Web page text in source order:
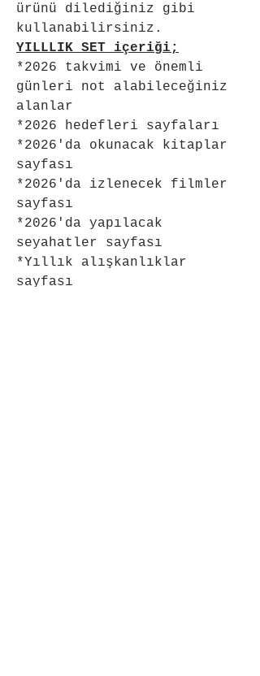
ürünü dilediğiniz gibi
kullanabilirsiniz.
YILLLIK SET içeriği;
*2026 takvimi ve önemli
günleri not alabileceğiniz
alanlar
*2026 hedefleri sayfaları
*2026'da okunacak kitaplar
sayfası
*2026'da izlenecek filmler
sayfası
*2026'da yapılacak
seyahatler sayfası
*Yıllık alışkanlıklar
sayfası